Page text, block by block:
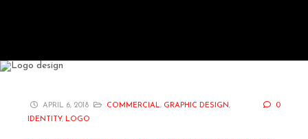
APRIL 6, 2018 COMMERCIAL, GRAPHIC DESIGN,
IDENTITY, LOGO
0